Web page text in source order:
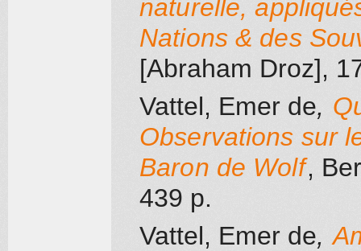
naturelle,
Nations & des
[Abraham Droz],
Vattel, Emer de,
Observations sur
Baron de Wolf,
439 p.
Vattel, Emer de,